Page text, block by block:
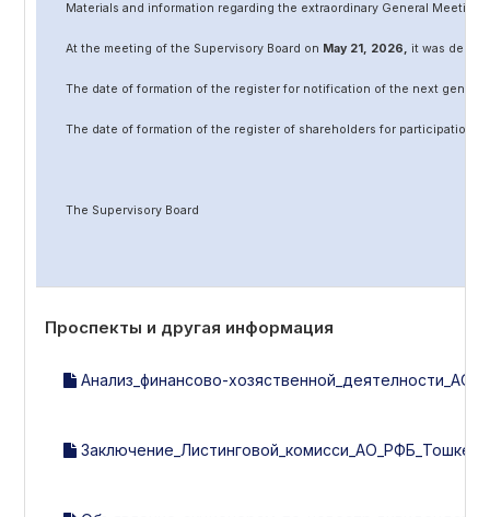
Materials and information regarding the extraordinary General
At the meeting of the Supervisory Board on May21, 2026, it was
The date of formation of the register for notification of the next
The date of formation of the register of shareholders for participation
The Supervisory Board
Проспекты и другая информация
Анализ_финансово-